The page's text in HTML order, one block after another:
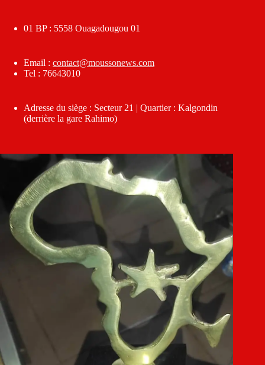
01 BP : 5558 Ouagadougou 01
Email : contact@moussonews.com
Tel : 76643010
Adresse du siège : Secteur 21 | Quartier : Kalgondin
(derrière la gare Rahimo)